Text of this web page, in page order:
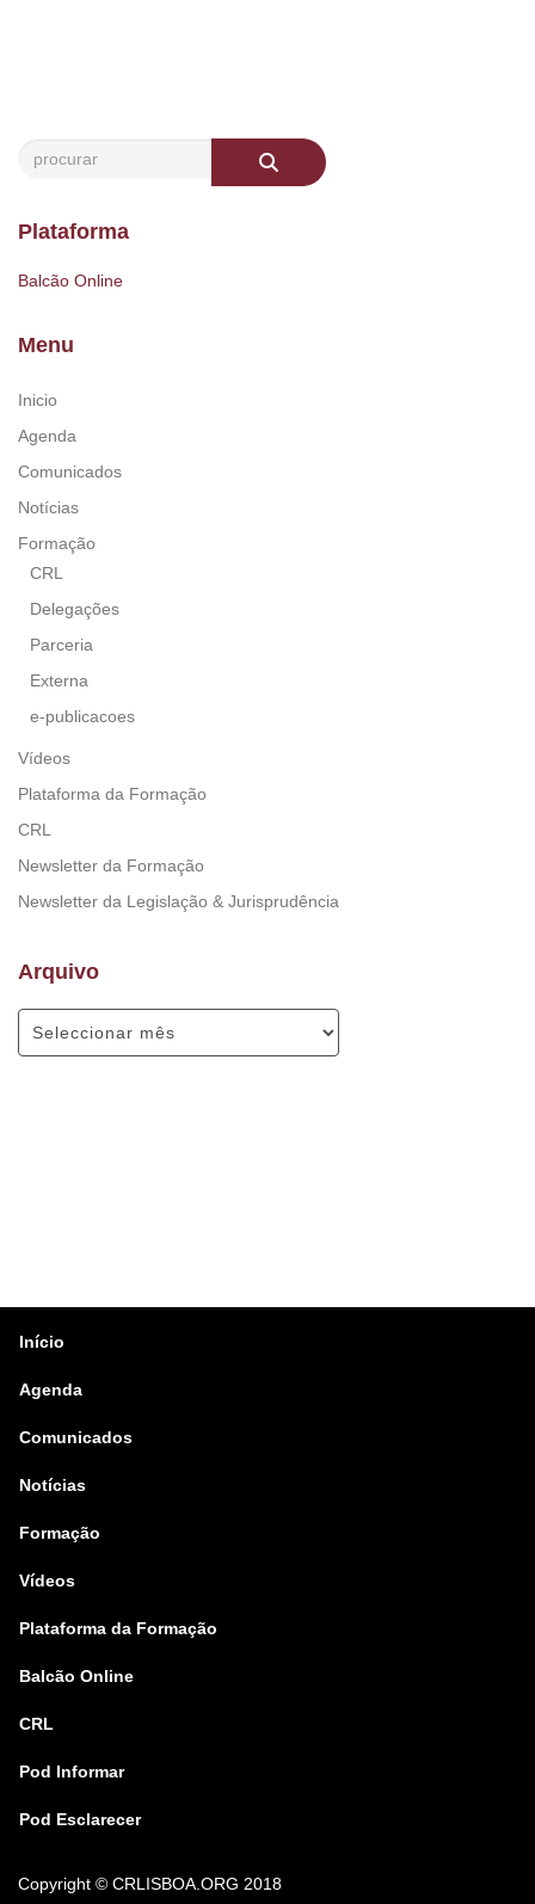
Plataforma
Balcão Online
Menu
Inicio
Agenda
Comunicados
Notícias
Formação
CRL
Delegações
Parceria
Externa
e-publicacoes
Vídeos
Plataforma da Formação
CRL
Newsletter da Formação
Newsletter da Legislação & Jurisprudência
Arquivo
Início
Agenda
Comunicados
Notícias
Formação
Vídeos
Plataforma da Formação
Balcão Online
CRL
Pod Informar
Pod Esclarecer
Copyright © CRLISBOA.ORG 2018